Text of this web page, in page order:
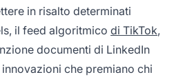
in risalto determinati
il feed algoritmico di TikTok,
documenti di LinkedIn
che premiano chi